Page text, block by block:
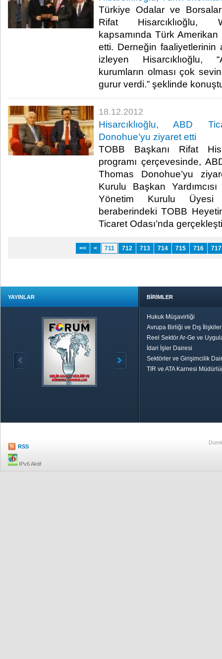
Türkiye Odalar ve
Rifat Hisarcıklıoğlu,
kapsamında Türk
etti. Derneğin faaliyetlerinin
izleyen Hisarcıklıoğlu,
kurumların olması çok
gurur verdi.” şeklinde
18.12.2012
Hisarcıklıoğlu, ABD
Donohue’yu ziyaret etti
TOBB Başkanı Rifat
programı çerçevesinde,
Thomas Donohue’yu
Kurulu Başkan
Yönetim Kurulu
beraberindeki TOBB
Ticaret Odası’nda
<< < 711 712 713 714 715 716 717
YAYINLAR BİRİMLER
Hukuk Müşavirliği
Avrupa Birliği ve Dış
Reel Sektör Ar-Ge ve
İdari İşler Dairesi
Sektörler ve Girişimcilik
TIR ve ATA Karnesi
RSS
IPv6 Aktif